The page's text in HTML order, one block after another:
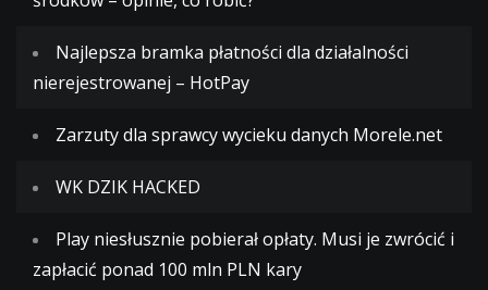
Najlepsza bramka płatności dla działalności
nierejestrowanej – HotPay
Zarzuty dla sprawcy wycieku danych Morele.net
WK DZIK HACKED
Play niesłusznie pobierał opłaty. Musi je zwrócić i
zapłacić ponad 100 mln PLN kary